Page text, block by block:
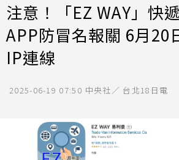
注意！「EZ WAY」快
APP防冒名報關 6月20
IP連線
2025-06-19 07:50 中央社／ 台北18日電